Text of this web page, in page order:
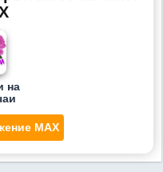
на
MAX